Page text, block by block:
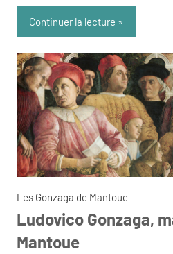
Continuer la lecture
Les Gonzaga de Mantoue
Ludovico Gonzaga,
Mantoue